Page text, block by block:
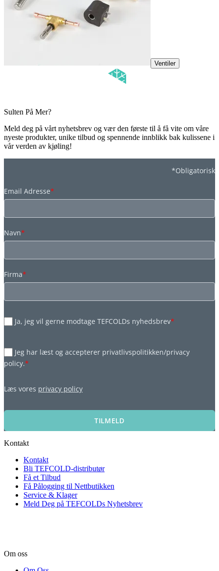
Ventiler
Sulten På Mer?
Meld deg på vårt nyhetsbrev og vær den første til å få vite om våre
nyeste produkter, unike tilbud og spennende innblikk bak kulissene i
vår verden av kjøling!
*Obligatorisk
Email Adresse*
Navn*
Firma*
Ja, jeg vil gerne modtage TEFCOLDs nyhedsbrev*
Jeg har læst og accepterer privatlivspolitikken/privacy
policy.*
Læs vores privacy policy
TILMELD
Kontakt
Kontakt
Bli TEFCOLD-distributør
Få et Tilbud
Få Pålogging til Nettbutikken
Service & Klager
Meld Deg på TEFCOLDs Nyhetsbrev
Om oss